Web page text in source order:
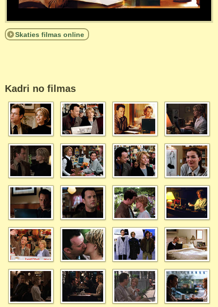
Skaties filmas online
Kadri no filmas